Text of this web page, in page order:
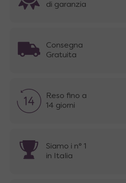
di garanzia
Consegna
Gratuita
Reso fino a
14 giorni
Siamo i n° 1
in Italia